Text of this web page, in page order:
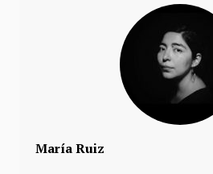
María Ruiz